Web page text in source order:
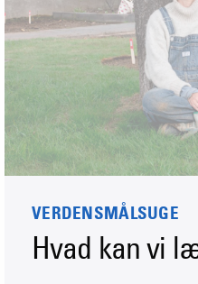
VERDENSMÅLSUGE
Hvad kan vi